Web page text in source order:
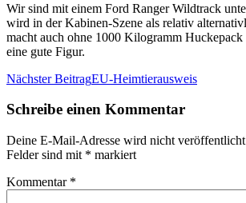
Wir sind mit einem Ford Ranger Wildtrack
wird in der Kabinen-Szene als relativ
macht auch ohne 1000 Kilogramm
eine gute Figur.
Beitrags-
Navigation
Nächster BeitragEU-Heimtierausweis
Schreibe einen Kommentar
Deine E-Mail-Adresse wird nicht
Felder sind mit * markiert
Kommentar *